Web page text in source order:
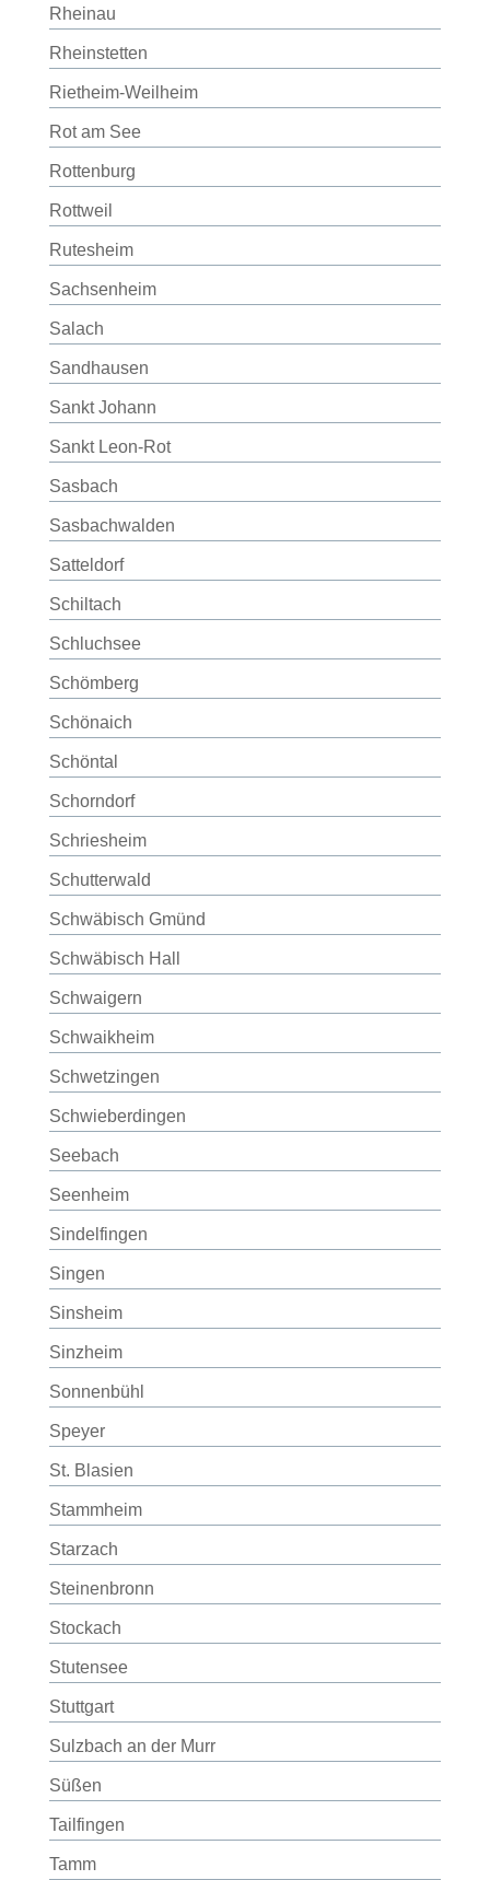
Rheinau
Rheinstetten
Rietheim-Weilheim
Rot am See
Rottenburg
Rottweil
Rutesheim
Sachsenheim
Salach
Sandhausen
Sankt Johann
Sankt Leon-Rot
Sasbach
Sasbachwalden
Satteldorf
Schiltach
Schluchsee
Schömberg
Schönaich
Schöntal
Schorndorf
Schriesheim
Schutterwald
Schwäbisch Gmünd
Schwäbisch Hall
Schwaigern
Schwaikheim
Schwetzingen
Schwieberdingen
Seebach
Seenheim
Sindelfingen
Singen
Sinsheim
Sinzheim
Sonnenbühl
Speyer
St. Blasien
Stammheim
Starzach
Steinenbronn
Stockach
Stutensee
Stuttgart
Sulzbach an der Murr
Süßen
Tailfingen
Tamm